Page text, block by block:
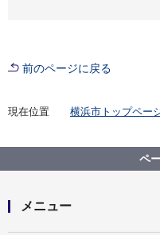
前のページに戻る
現在位置 横浜市トップペー
水再生センター・
ペ
メニュー